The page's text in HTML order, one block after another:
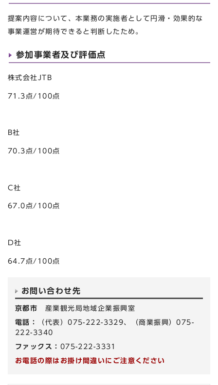
提案内容について、本業務の実施者として円滑・効果的な
事業運営が期待できると判断したため。
参加事業者及び評価点
株式会社JTB
71.3点/100点
B社
70.3点/100点
C社
67.0点/100点
D社
64.7点/100点
お問い合わせ先
京都市 産業観光局地域企業振興室
電話：
（代表）075-222-3329、（商業振興）075-
222-3340
ファックス： 075-222-3331
お電話の際はお掛け間違いにご注意ください